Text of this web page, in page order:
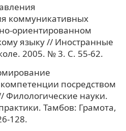
коммуникативных
ориентированном
языку // Иностранные
2005. № 3. С. 55-62.
посредством
Филологические науки.
Тамбов: Грамота,
128.